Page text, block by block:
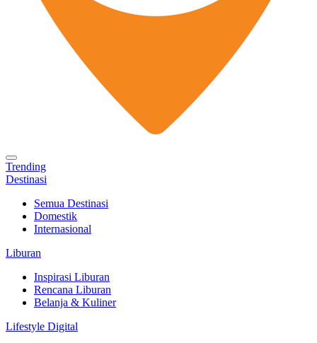
Trending
Destinasi
Semua Destinasi
Domestik
Internasional
Liburan
Inspirasi Liburan
Rencana Liburan
Belanja & Kuliner
Lifestyle Digital